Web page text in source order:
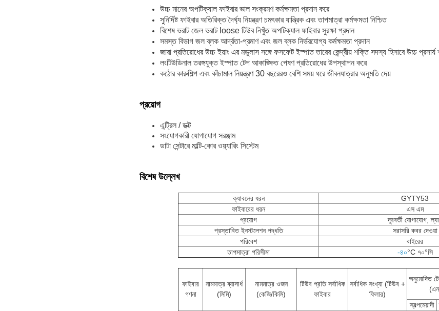
উচ্চ মানের অপটিক্যাল ফাইবার ভাল সংক্রমণ কর্মক্ষমতা প্রদান করে
সুনির্দিষ্ট ফাইবার অতিরিক্ত দৈর্ঘ্য নিয়ন্ত্রণ চমৎকার যান্ত্রিক এবং তাপমাত্রা কর্মক্ষমতা নিশ্চিত
বিশেষ ভরাট জেল ভরাট loose টিউব নিখুঁত অপটিক্যাল ফাইবার সুরক্ষা প্রদান
সমস্ত বিভাগ জল ব্লক আর্দ্রতা-প্রমাণ এবং জল ব্লক নির্ভরযোগ্য কর্মক্ষমতা প্রদান
জারা প্রতিরোধের উচ্চ ইয়াং এর মডুলাস সঙ্গে ফসফেট ইস্পাত তারের কেন্দ্রীয় শক্তি সদস্য হিসাবে উচ্চ
লংটিউডিনাল তরঙ্গযুক্ত ইস্পাত টেপ আকাঙ্ক্ষিত পেষণ প্রতিরোধের উপস্থাপন করে
কঠোর কারুশিল্প এবং কাঁচামাল নিয়ন্ত্রণ 30 বছরেরও বেশি সময় ধরে জীবনযাত্রার অনুমতি দেয়
প্রয়োগ
এন্ট্রিল / ডক্ট
সংযোগকারী যোগাযোগ সরঞ্জাম
ডাটা সেন্টারে মাল্টি-কোর ওয়্যারিং সিস্টেম
বিশেষ উল্লেখ
ক্যাবলের ধরন
GYTY53
ফাইবারের ধরন
এস এম
প্রয়োগ
দূরবর্তী যোগাযোগ,
প্রস্তাবিত ইনস্টলেশন পদ্ধতি
সরাসরি কবর দেওয়া
পরিবেশ
বাইরের
তাপমাত্রা পরিসীমা
-৪০°C ৭০°সি
ফাইবার
গণনা
নামমাত্র ব্যাসার্ধ
(মিমি)
নামমাত্র ওজন
(কেজি/কিমি)
টিউব প্রতি সর্বাধিক
ফাইবার
সর্বাধিক সংখ্যা (টিউব +
ফিলার)
অনুমোদিত
স্বল্পমেয়াদী